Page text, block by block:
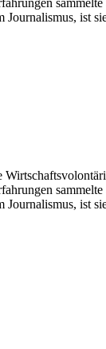
ist
ist